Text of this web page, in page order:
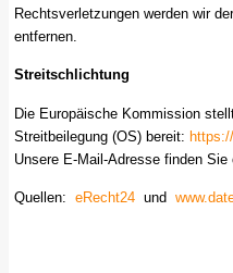
Rechtsverletzungen werden wir
entfernen.
Streitschlichtung
Die Europäische Kommission
Streitbeilegung (OS) bereit:
Unsere E-Mail-Adresse finden Sie
Quellen: eRecht24 und